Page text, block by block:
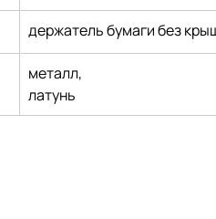
держатель бумаги без
металл,
латунь